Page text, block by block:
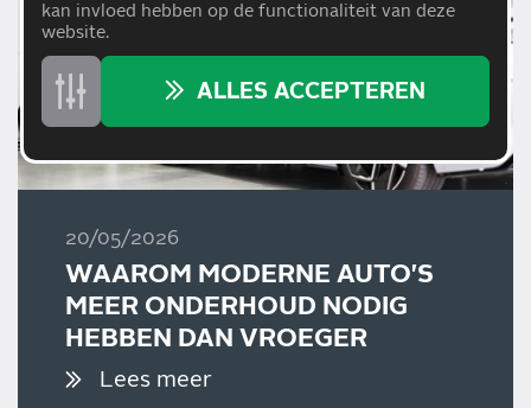
20/05/2026
WAAROM MODERNE AUTO'S
MEER ONDERHOUD NODIG
HEBBEN DAN VROEGER
Lees meer
kan invloed hebben op de functionaliteit van deze
website.
ALLES ACCEPTEREN